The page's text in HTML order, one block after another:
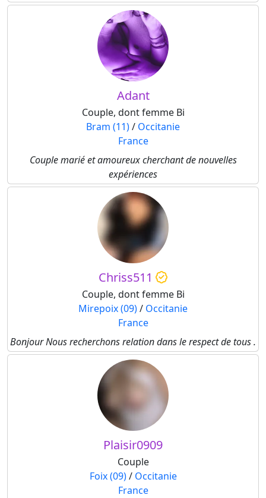
Adant
Couple, dont femme Bi
Bram (11)/ Occitanie
France
Couple marié et amoureux cherchant de nouvelles
expériences
Chriss511
Couple, dont femme Bi
Mirepoix (09)/ Occitanie
France
Bonjour Nous recherchons relation dans le respect de tous .
Plaisir0909
Couple
Foix (09)/ Occitanie
France